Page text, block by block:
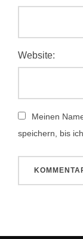
Website:
Meinen
speichern, bis